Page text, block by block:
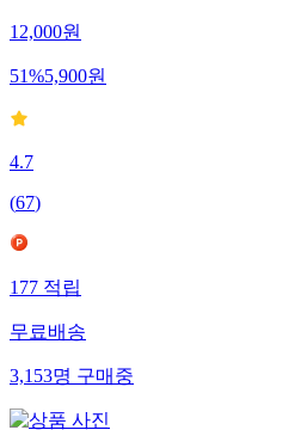
12,000원
51%5,900원
4.7
(67)
177 적립
무료배송
3,153명 구매중